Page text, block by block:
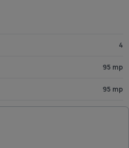
4
95 mp
95 mp